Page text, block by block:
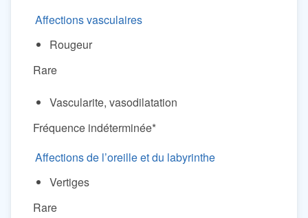
Affections vasculaires
Rougeur
Rare
Vascularite, vasodilatation
Fréquence indéterminée*
Affections de l’oreille et du labyrinthe
Vertiges
Rare